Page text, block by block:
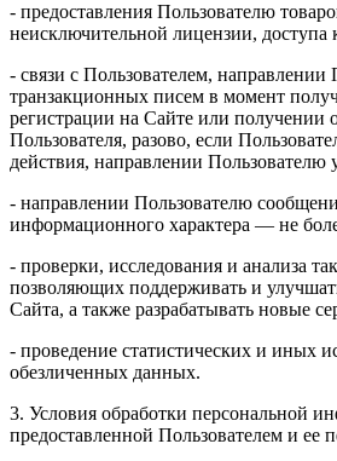
- предоставления Пользователю
неисключительной лицензии, доступа
- связи с Пользователем, направлении
транзакционных писем в момент
регистрации на Сайте или получении
Пользователя, разово, если
действия, направлении Пользователю
- направлении Пользователю
информационного характера — не
- проверки, исследования и анализа
позволяющих поддерживать и
Сайта, а также разрабатывать новые
- проведение статистических и иных
обезличенных данных.
3. Условия обработки персональной
предоставленной Пользователем и ее